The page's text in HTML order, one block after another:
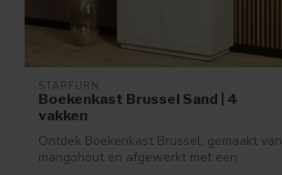
STARFURN
Boekenkast Brussel Sand | 4
vakken
Ontdek Boekenkast Brussel, gemaakt van
mangohout en afgewerkt met een